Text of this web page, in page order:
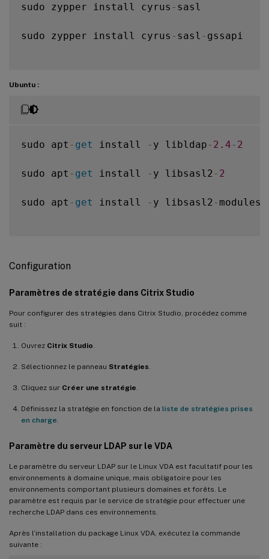
sudo zypper install cyrus - sasl
sudo zypper install cyrus - sasl - gssapi
Ubuntu :
sudo apt - get install - y libldap - 2.4 - 2
sudo apt - get install - y libsasl2 - 2
sudo apt - get install - y libsasl2 - modules
Configuration
Paramètres de stratégie dans Citrix Studio
Pour configurer des stratégies dans Citrix Studio, procédez comme
suit :
Ouvrez Citrix Studio
Sélectionnez le panneau Stratégies
Cliquez sur Créer une stratégie
Définissez la stratégie en fonction de la liste de stratégies prises
en charge
Paramètre du serveur LDAP sur le VDA
Le paramètre du serveur LDAP sur le Linux VDA est facultatif pour les
environnements à domaine unique, mais obligatoire pour les
environnements comportant plusieurs domaines et forêts. Le
paramètre est requis par le service de stratégie pour effectuer une
recherche LDAP dans ces environnements.
Après l’installation du package Linux VDA, exécutez la commande
suivante :